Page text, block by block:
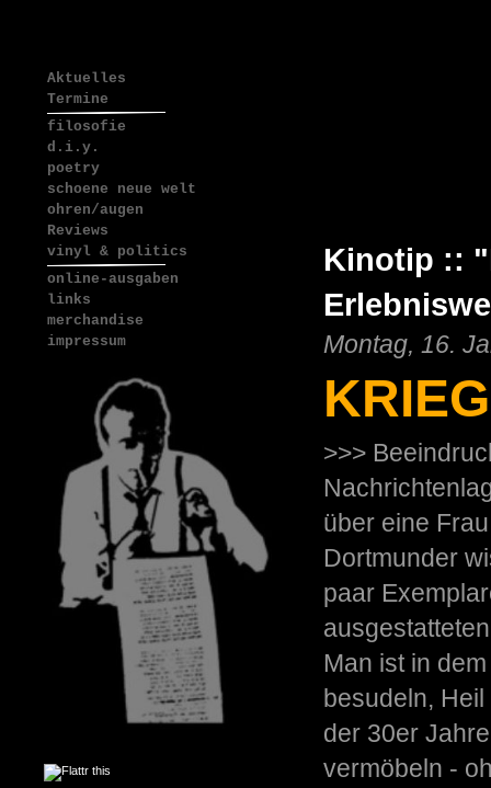
Aktuelles
Termine
filosofie
d.i.y.
poetry
schoene neue welt
ohren/augen
Reviews
vinyl & politics
online-ausgaben
links
merchandise
impressum
Kinotip ::
Montag, 16.
>>>
über eine
Dortmunder
paar
Man ist in
besudeln,
der 30er
vermöbeln -